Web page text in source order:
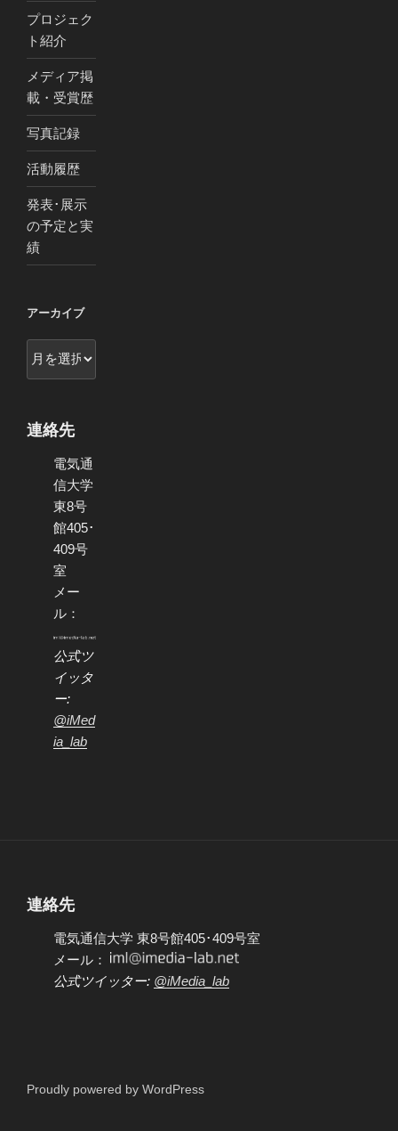
プロジェク
ト紹介
メディア掲
載・受賞歴
写真記録
活動履歴
発表･展示
の予定と実
績
アーカイブ
ー
ブ
連絡先
電気通
信大学
東8号
館405･
409号
室
メー
ル：
公式ツ
イッタ
ー:
@iMed
ia_lab
連絡先
電気通信大学 東8号館405･409号室
メール：
公式ツイッター: @iMedia_lab
Proudly powered by WordPress